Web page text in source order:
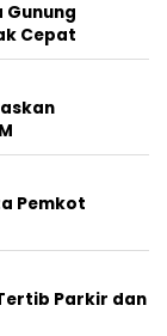
Gunung
Cepat
Pemkot
Parkir dan